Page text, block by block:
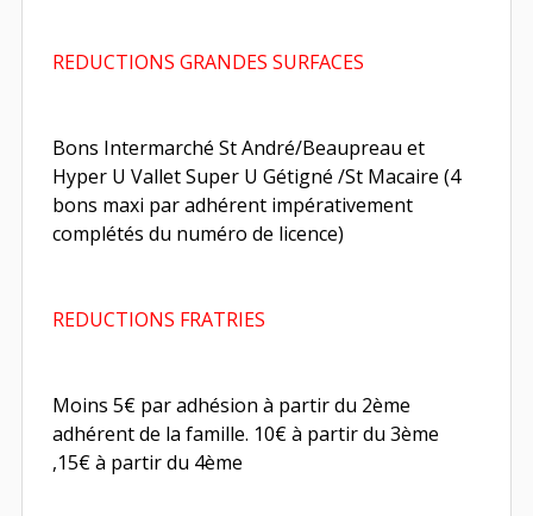
REDUCTIONS GRANDES SURFACES
Bons Intermarché St André/Beaupreau et
Hyper U Vallet Super U Gétigné /St Macaire (4
bons maxi par adhérent impérativement
complétés du numéro de licence)
REDUCTIONS FRATRIES
Moins 5€ par adhésion à partir du 2ème
adhérent de la famille. 10€ à partir du 3ème
,15€ à partir du 4ème